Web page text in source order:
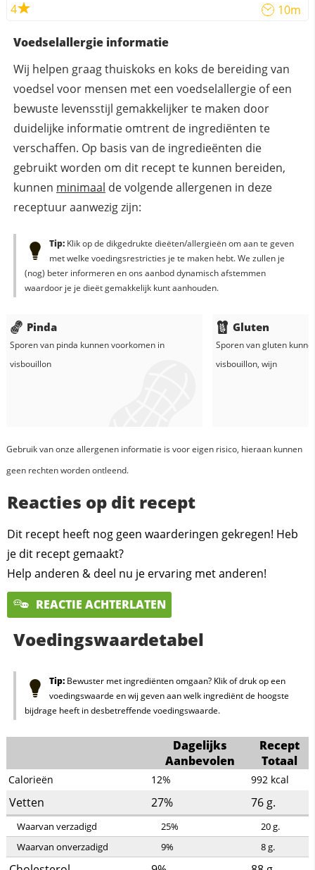
4 10m
Voedselallergie informatie
Wij helpen graag thuiskoks en koks de bereiding van
voedsel voor mensen met een voedselallergie of een
bewuste levensstijl gemakkelijker te maken door
duidelijke informatie omtrent de ingrediënten te
verschaffen. Op basis van de ingredieënten die
gebruikt worden om dit recept te kunnen bereiden,
kunnen minimaal de volgende allergenen in deze
receptuur aanwezig zijn:
Tip:Klik op de dikgedrukte dieëten/allergieën om aan te geven
met welke voedingsrestricties je te maken hebt. We zullen je
(nog) beter informeren en ons aanbod dynamisch afstemmen
waardoor je je dieët gemakkelijk kunt aanhouden.
Pinda
Sporen van pinda kunnen voorkomen in
visbouillon
Gluten
Sporen van gluten
visbouillon, wijn
Gebruik van onze allergenen informatie is voor eigen risico, hieraan kunnen
geen rechten worden ontleend.
Reacties op dit recept
Dit recept heeft nog geen waarderingen gekregen! Heb
je dit recept gemaakt?
Help anderen & deel nu je ervaring met anderen!
REACTIE ACHTERLATEN
Voedingswaardetabel
Tip:Bewuster met ingrediënten omgaan? Klik of druk op een
voedingswaarde en wij geven aan welk ingrediënt de hoogste
bijdrage heeft in desbetreffende voedingswaarde.
Dagelijks
Aanbevolen
Recept
Totaal
Calorieën 12% 992 kcal
Vetten 27% 76 g.
Waarvan verzadigd 25% 20g.
Waarvan onverzadigd
9% 8g.